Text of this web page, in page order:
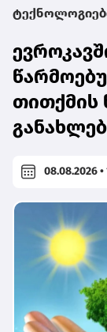
თითქმის
08.08.2026 •